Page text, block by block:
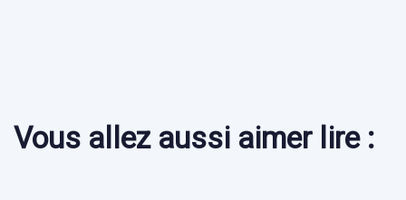
Vous allez aussi aimer lire :